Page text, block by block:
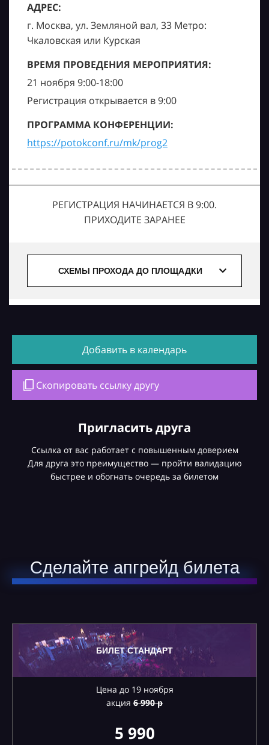
АДРЕС:
г. Москва, ул. Земляной вал, 33 Метро:
Чкаловская или Курская
ВРЕМЯ ПРОВЕДЕНИЯ МЕРОПРИЯТИЯ:
21 ноября 9:00-18:00
Регистрация открывается в 9:00
ПРОГРАММА КОНФЕРЕНЦИИ:
https://potokconf.ru/mk/prog2
РЕГИСТРАЦИЯ НАЧИНАЕТСЯ В 9:00.
ПРИХОДИТЕ ЗАРАНЕЕ
СХЕМЫ ПРОХОДА ДО ПЛОЩАДКИ
Добавить в календарь
Скопировать ссылку другу
Пригласить друга
Ссылка от вас работает с повышенным доверием
Для друга это преимущество — пройти валидацию
быстрее и обогнать очередь за билетом
Сделайте апгрейд билета
БИЛЕТ СТАНДАРТ
Цена до 19 ноября
акция 6990 р
5 990